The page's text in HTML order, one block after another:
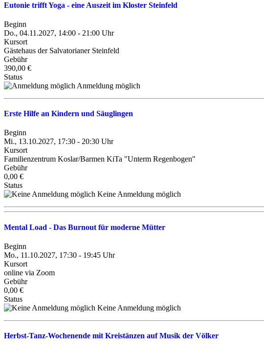
Eutonie trifft Yoga - eine Auszeit im Kloster Steinfeld
Beginn
Do., 04.11.2027, 14:00 - 21:00 Uhr
Kursort
Gästehaus der Salvatorianer Steinfeld
Gebühr
390,00 €
Status
Anmeldung möglich
Erste Hilfe an Kindern und Säuglingen
Beginn
Mi., 13.10.2027, 17:30 - 20:30 Uhr
Kursort
Familienzentrum Koslar/Barmen KiTa "Unterm Regenbogen"
Gebühr
0,00 €
Status
Keine Anmeldung möglich
Mental Load - Das Burnout für moderne Mütter
Beginn
Mo., 11.10.2027, 17:30 - 19:45 Uhr
Kursort
online via Zoom
Gebühr
0,00 €
Status
Keine Anmeldung möglich
Herbst-Tanz-Wochenende mit Kreistänzen auf Musik der Völker